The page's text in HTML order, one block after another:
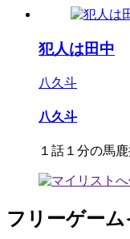
犯人は田中
八久斗
八久斗
１話１分の馬鹿
フリーゲーム